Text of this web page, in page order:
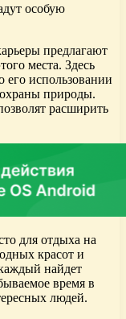
особую
предлагают
места. Здесь
его использовании
природы.
расширить
для отдыха на
красот и
найдет
время в
людей.